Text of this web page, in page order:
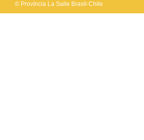
© Província La Salle Brasil-Chile